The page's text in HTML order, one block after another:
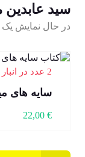
سید
در حال نمایش یک
2 عدد در انبار
سایه های
22,00 €